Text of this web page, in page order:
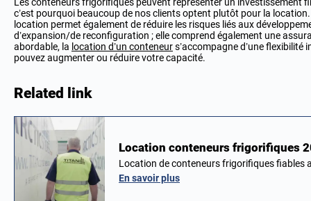
c’est pourquoi beaucoup de nos clients optent plutôt pour la
location permet également de réduire les risques liés aux
d’expansion/de reconfiguration ; elle comprend également une
abordable, la location d’un conteneurs’accompagne d’une
pouvez augmenter ou réduire votre capacité.
Related link
Location conteneurs frigorifiques
Location de conteneurs frigorifiques fiables
En savoir plus